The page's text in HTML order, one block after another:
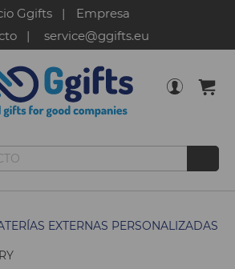
Ggifts
Empresa
service@ggifts.eu
EXTERNAS PERSONALIZADAS